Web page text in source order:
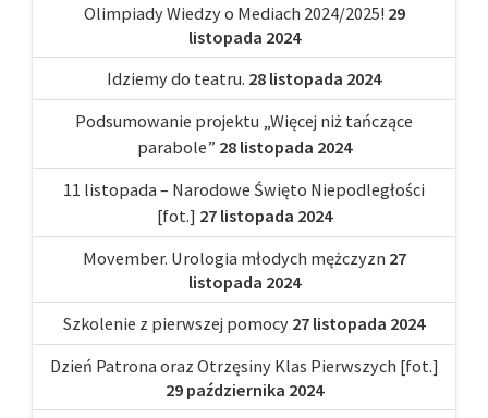
Olimpiady Wiedzy o Mediach 2024/2025! 29
listopada 2024
Idziemy do teatru. 28 listopada 2024
Podsumowanie projektu „Więcej niż tańczące
parabole” 28 listopada 2024
11 listopada – Narodowe Święto Niepodległości
[fot.] 27 listopada 2024
Movember. Urologia młodych mężczyzn 27
listopada 2024
Szkolenie z pierwszej pomocy 27 listopada 2024
Dzień Patrona oraz Otrzęsiny Klas Pierwszych [fot.]
29 października 2024